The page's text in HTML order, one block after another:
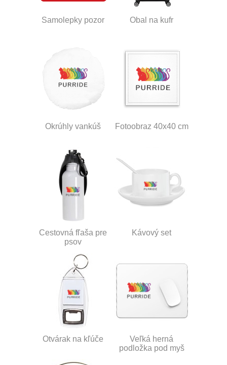
Samolepky pozor Obal na kufr
Okrúhly vankúš Fotoobraz 40x40 cm
Cestovná fľaša pre
psov
Kávový set
Otvárak na kľúče
Veľká herná
podložka pod myš